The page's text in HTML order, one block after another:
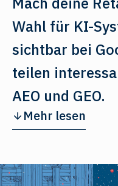
Wahl für KI-
sichtbar bei
teilen
AEO und GEO.
Mehr lesen